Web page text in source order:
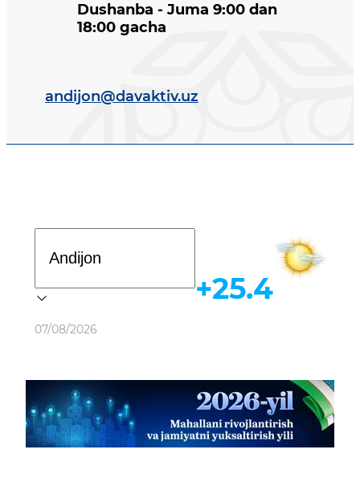
Dushanba - Juma 9:00 dan
18:00 gacha
andijon@davaktiv.uz
Ob-havo
07/08/2026
+25.4